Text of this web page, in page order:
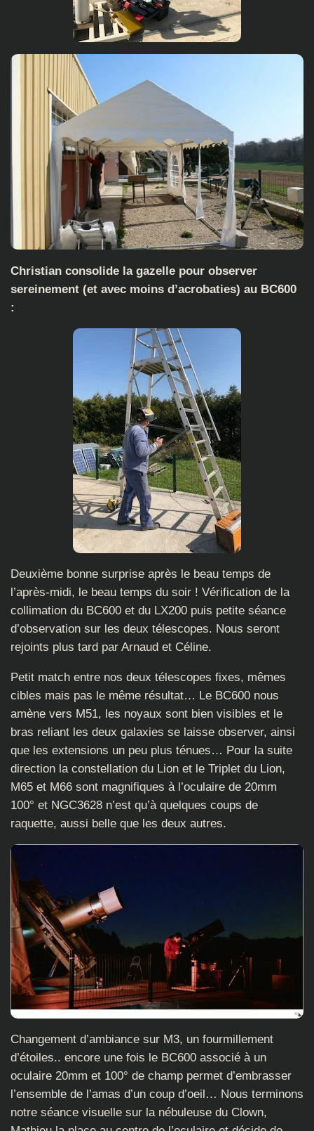
Christian consolide la gazelle pour observer
sereinement (et avec moins d’acrobaties) au BC600
:
Deuxième bonne surprise après le beau temps de
l’après-midi, le beau temps du soir ! Vérification de la
collimation du BC600 et du LX200 puis petite séance
d’observation sur les deux télescopes. Nous seront
rejoints plus tard par Arnaud et Céline.
Petit match entre nos deux télescopes fixes, mêmes
cibles mais pas le même résultat… Le BC600 nous
amène vers M51, les noyaux sont bien visibles et le
bras reliant les deux galaxies se laisse observer, ainsi
que les extensions un peu plus ténues… Pour la suite
direction la constellation du Lion et le Triplet du Lion,
M65 et M66 sont magnifiques à l’oculaire de 20mm
100° et NGC3628 n’est qu’à quelques coups de
raquette, aussi belle que les deux autres.
Changement d’ambiance sur M3, un fourmillement
d’étoiles.. encore une fois le BC600 associé à un
oculaire 20mm et 100° de champ permet d’embrasser
l’ensemble de l’amas d’un coup d’oeil… Nous terminons
notre séance visuelle sur la nébuleuse du Clown,